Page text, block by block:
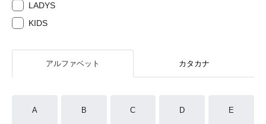
LADYS
KIDS
アルファベット カタカナ
A B C D E